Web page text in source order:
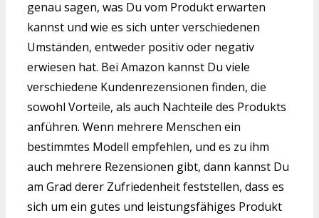
genau sagen, was Du vom Produkt erwarten
kannst und wie es sich unter verschiedenen
Umständen, entweder positiv oder negativ
erwiesen hat. Bei Amazon kannst Du viele
verschiedene Kundenrezensionen finden, die
sowohl Vorteile, als auch Nachteile des Produkts
anführen. Wenn mehrere Menschen ein
bestimmtes Modell empfehlen, und es zu ihm
auch mehrere Rezensionen gibt, dann kannst Du
am Grad derer Zufriedenheit feststellen, dass es
sich um ein gutes und leistungsfähiges Produkt